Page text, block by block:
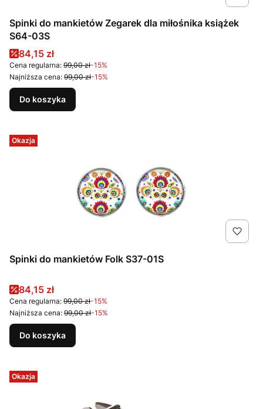
Spinki do mankietów Zegarek dla miłośnika książek
S64-03S
Cena promocyjna
84,15 zł
Cena regularna: 99,00 zł-15%
Najniższa cena: 99,00 zł-15%
Do koszyka
Okazja
Spinki do mankietów Folk S37-01S
Cena promocyjna
84,15 zł
Cena regularna: 99,00 zł-15%
Najniższa cena: 99,00 zł-15%
Do koszyka
Okazja